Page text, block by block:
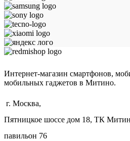
Интернет-магазин смартфонов,
мобильных гаджетов в Митино.
г. Москва,
Пятницкое шоссе дом 18, ТК
павильон 76